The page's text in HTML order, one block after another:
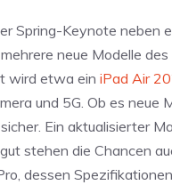
Spring-Keynote neben
neue Modelle des
wird etwa ein iPad Air
und 5G. Ob es neue
Ein aktualisierter
stehen die Chancen
dessen